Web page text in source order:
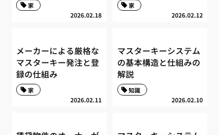
2026.02.18
家
2026.02.12
家
メーカーによる厳格な
マスターキー発注と登
録の仕組み
2026.02.11
家
マスターキーシステム
の基本構造と仕組みの
解説
2026.02.10
知識